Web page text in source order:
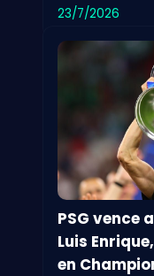
triunfo
23/7/2026
PSG vence
Luis
en